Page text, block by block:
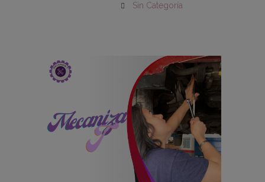
Sin Categoría